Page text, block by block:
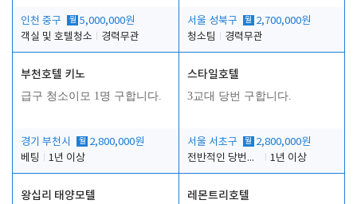
인천 중구 월 5,000,000원
객실 및 호텔청소
경력무관
서울 성북구 월 2,700,000원
청소팀
경력무관
부천호텔 키노
급구 청소이모 1명 구합니다.
경기 부천시 월 2,800,000원
베팅
1년 이상
스타일호텔
3교대 당번 구합니다.
서울 서초구 월 2,800,000원
전반적인 당번업무
1년 이상
왕십리 태양모텔 레몬트리호텔